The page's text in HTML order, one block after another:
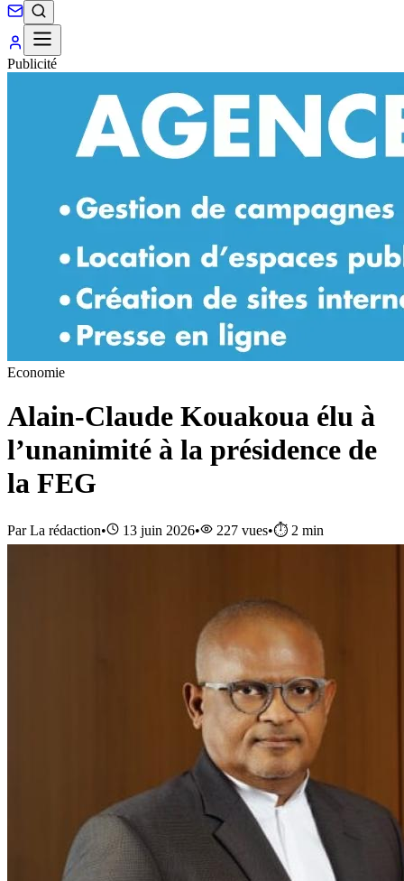
Publicité
Economie
Alain-Claude Kouakoua élu à
l’unanimité à la présidence de
la FEG
ParLa rédaction• 13 juin 2026• 227 vues•⏱️ 2 min